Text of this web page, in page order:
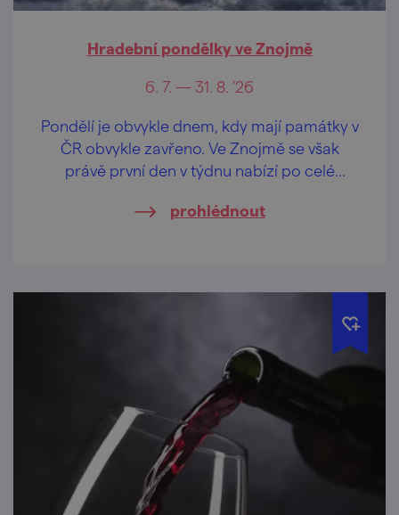
Hradební pondělky ve Znojmě
6. 7. — 31. 8. '26
Pondělí je obvykle dnem, kdy mají památky v
ČR obvykle zavřeno. Ve Znojmě se však
právě první den v týdnu nabízí po celé
zábavný program v Jižním hradebním
prohlédnout